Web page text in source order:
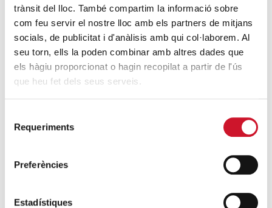
trànsit del lloc. També compartim la informació sobre
com feu servir el nostre lloc amb els partners de mitjans
socials, de publicitat i d'anàlisis amb qui col·laborem. Al
seu torn, ells la poden combinar amb altres dades que
els hàgiu proporcionat o hagin recopilat a partir de l'ús
que heu fet dels seus serveis.
Requeriments
Preferències
Estadístiques
Gran festa
primavera
CÀRITAS DIOCESANA DE BARCELONA